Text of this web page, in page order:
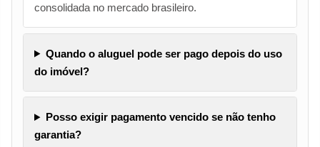
consolidada no mercado brasileiro.
Quando o aluguel pode ser pago depois do uso
do imóvel?
Posso exigir pagamento vencido se não tenho
garantia?